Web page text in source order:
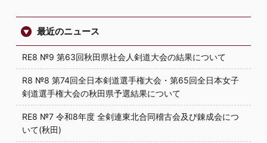
最近のニュース
RE8 №9 第63回秋田県社会人剣道大会の結果について
R8 №8 第74回全日本剣道選手権大会・第65回全日本女子
剣道選手権大会の秋田県予選結果について
RE8 №7 令和8年度 全剣連東北合同稽古会及び錬成会につ
いて(秋田)